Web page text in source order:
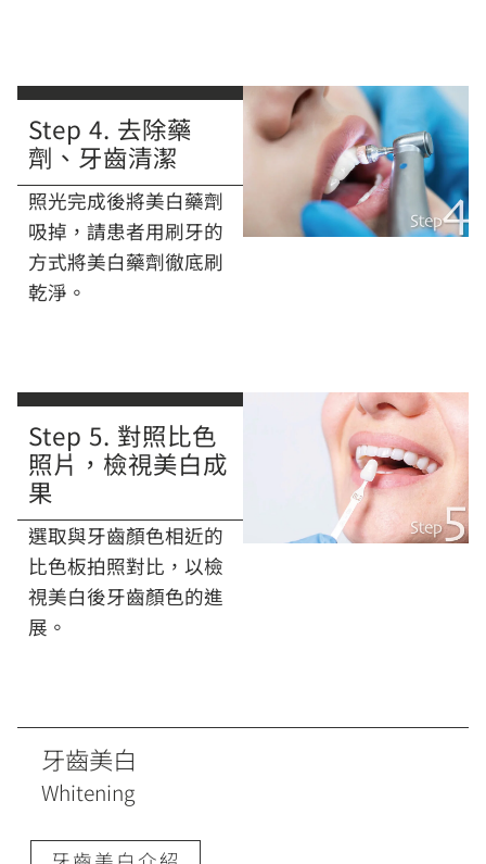
Step 4. 去除藥
劑、牙齒清潔
照光完成後將美白藥劑
吸掉，請患者用刷牙的
方式將美白藥劑徹底刷
乾淨。
Step 5. 對照比色
照片，檢視美白成
果
選取與牙齒顏色相近的
比色板拍照對比，以檢
視美白後牙齒顏色的進
展。
牙齒美白
Whitening